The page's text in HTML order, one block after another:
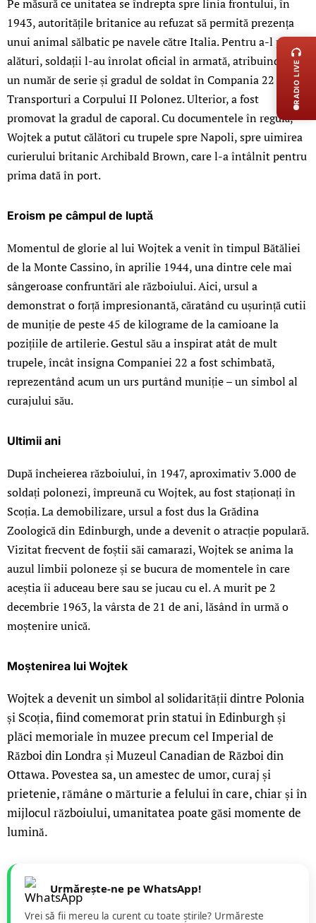
Pe măsură ce unitatea se îndrepta spre linia frontului, în
1943, autoritățile britanice au refuzat să permită prezența
unui animal sălbatic pe navele către Italia. Pentru a-l păstra
alături, soldații l-au înrolat oficial în armată, atribuindu-i
un număr de serie și gradul de soldat în Compania 22 de
Transporturi a Corpului II Polonez. Ulterior, a fost
promovat la gradul de caporal. Cu documentele în regulă,
Wojtek a putut călători cu trupele spre Napoli, spre uimirea
curierului britanic Archibald Brown, care l-a întâlnit pentru
prima dată în port.
Eroism pe câmpul de luptă
Momentul de glorie al lui Wojtek a venit în timpul Bătăliei
de la Monte Cassino, în aprilie 1944, una dintre cele mai
sângeroase confruntări ale războiului. Aici, ursul a
demonstrat o forță impresionantă, căratând cu ușurință cutii
de muniție de peste 45 de kilograme de la camioane la
pozițiile de artilerie. Gestul său a inspirat atât de mult
trupele, încât insigna Companiei 22 a fost schimbată,
reprezentând acum un urs purtând muniție – un simbol al
curajului său.
Ultimii ani
După încheierea războiului, în 1947, aproximativ 3.000 de
soldați polonezi, împreună cu Wojtek, au fost staționați în
Scoția. La demobilizare, ursul a fost dus la Grădina
Zoologică din Edinburgh, unde a devenit o atracție populară.
Vizitat frecvent de foștii săi camarazi, Wojtek se anima la
auzul limbii poloneze și se bucura de momentele în care
aceștia îi aduceau bere sau se jucau cu el. A murit pe 2
decembrie 1963, la vârsta de 21 de ani, lăsând în urmă o
moștenire unică.
Moștenirea lui Wojtek
Wojtek a devenit un simbol al solidarității dintre Polonia
și Scoția, fiind comemorat prin statui în Edinburgh și
plăci memoriale în muzee precum cel Imperial de
Război din Londra și Muzeul Canadian de Război din
Ottawa. Povestea sa, un amestec de umor, curaj și
prietenie, rămâne o mărturie a felului în care, chiar și în
mijlocul războiului, umanitatea poate găsi momente de
lumină.
Urmărește-ne pe WhatsApp!
Vrei să fii mereu la curent cu toate știrile? Urmăreste
LIVE
RADIO LIVE